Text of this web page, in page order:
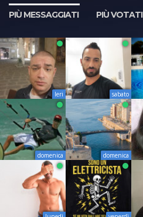
PIÙ MESSAGGIATI
PIÙ VOTATI
Ieri sabato
domenica domenica